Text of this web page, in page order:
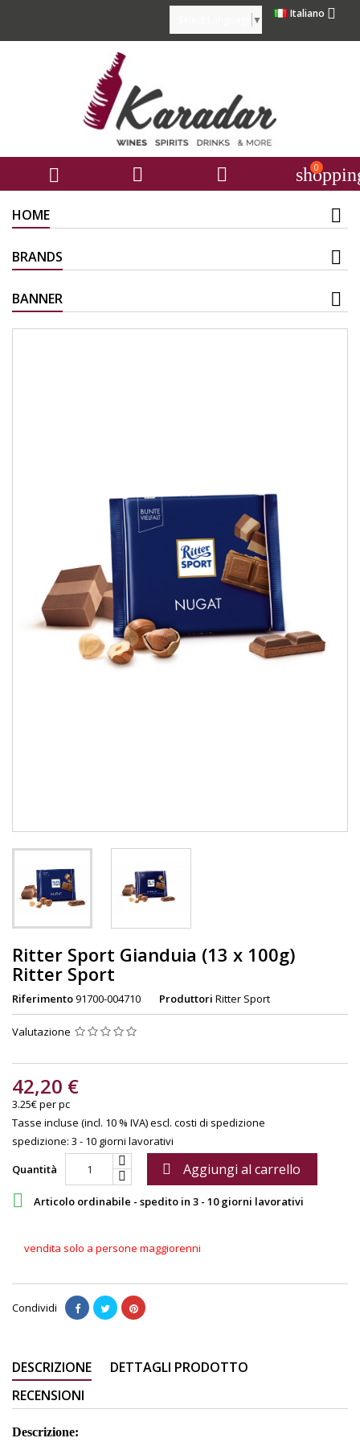
Italiano 
▼
   0
HOME
BRANDS
BANNER
Ritter Sport Gianduia (13 x 100g)
Ritter Sport
Riferimento91700-004710 Produttori Ritter Sport
Valutazione
42,20 €
3.25€ per pc
Tasse incluse (incl. 10 % IVA)escl. costi di spedizione
spedizione: 3 - 10 giorni lavorativi
Quantità
 Aggiungi al carrello
 Articolo ordinabile - spedito in 3 - 10 giorni lavorativi
vendita solo a persone maggiorenni
Condividi
DESCRIZIONE
DETTAGLI PRODOTTO
RECENSIONI
Descrizione: